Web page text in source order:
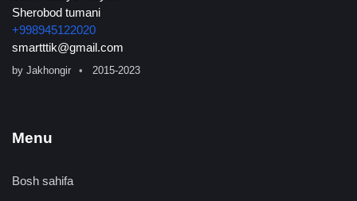
Sherobod tumani
+998945122020
smartttik@gmail.com
by Jakhongir 2015-2023
Menu
Bosh sahifa